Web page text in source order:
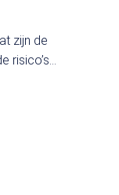
zijn de